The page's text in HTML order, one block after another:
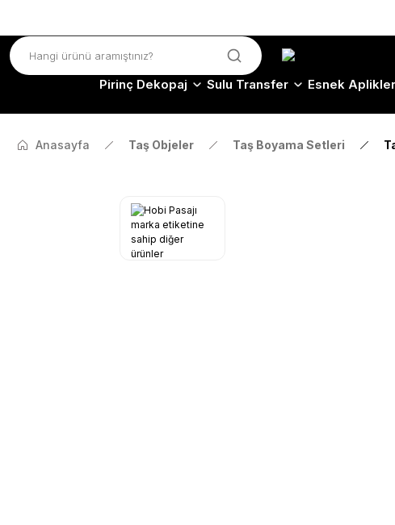
Pirinç Dekopaj Sulu Transfer Esnek Aplikler
Anasayfa Taş Objeler Taş Boyama Setleri